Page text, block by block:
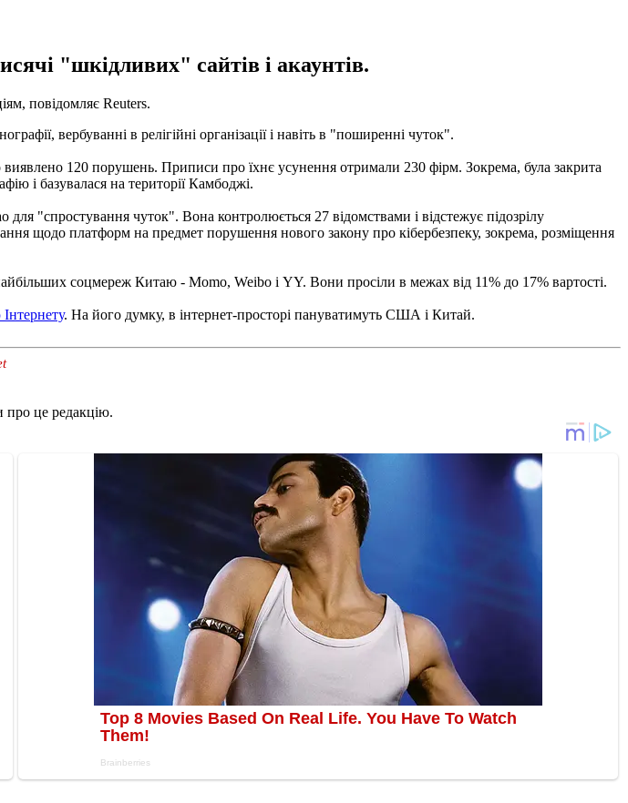
"шкідливих" сайтів і акаунтів.
повідомляє Reuters.
вербуванні в релігійні організації і навіть в "поширенні чуток".
120 порушень. Приписи про їхнє усунення отримали 230 фірм. Зокрема, була закрита
і базувалася на території Камбоджі.
"спростування чуток". Вона контролюється 27 відомствами і відстежує підозрілу
щодо платформ на предмет порушення нового закону про кібербезпеку, зокрема, розміщення
соцмереж Китаю - Momo, Weibo і YY. Вони просіли в межах від 11% до 17% вартості.
. На його думку, в інтернет-просторі пануватимуть США і Китай.
про це редакцію.